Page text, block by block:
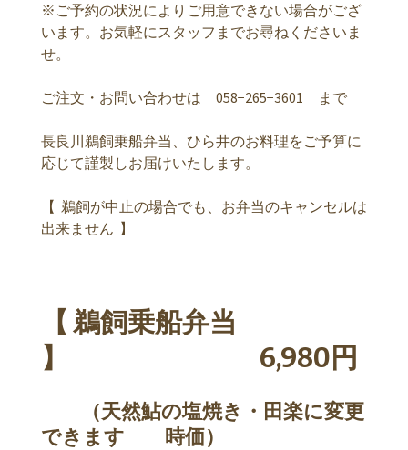
※ご予約の状況によりご用意できない場合がござ
います。お気軽にスタッフまでお尋ねくださいま
せ。
ご注文・お問い合わせは 058−265−3601 まで
長良川鵜飼乗船弁当、ひら井のお料理をご予算に
応じて謹製しお届けいたします。
【 鵜飼が中止の場合でも、お弁当のキャンセルは
出来ません 】
【 鵜飼乗船弁当
】 6,980円
（天然鮎の塩焼き・田楽に変更
できます 時価）